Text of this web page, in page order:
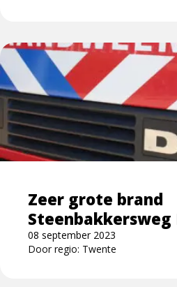
Zeer grote brand
Steenbakkersweg
08 september 2023
Door regio: Twente
Lees
meer
over
Zeer
grote
brand
Steenbakkersweg